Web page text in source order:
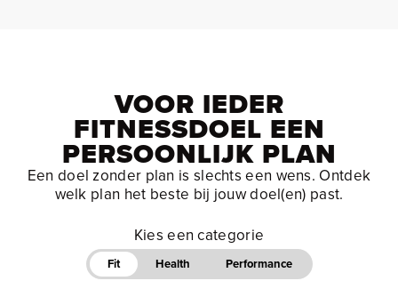
VOOR IEDER
FITNESSDOEL EEN
PERSOONLIJK PLAN
Een doel zonder plan is slechts een wens. Ontdek
welk plan het beste bij jouw doel(en) past.
Kies een categorie
Fit Health Performance